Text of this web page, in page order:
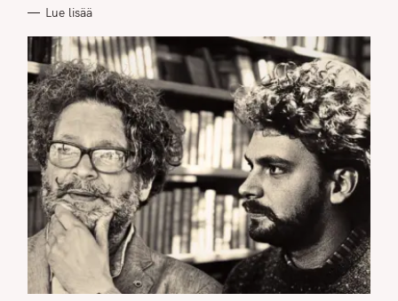
S
Lue lisää